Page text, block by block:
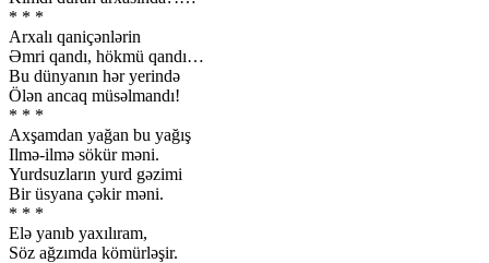
* * *
Arxalı qaniçənlərin
Əmri qandı, hökmü qandı…
Bu dünyanın hər yerində
Ölən ancaq müsəlmandı!
* * *
Axşamdan yağan bu yağış
Ilmə-ilmə sökür məni.
Yurdsuzların yurd gəzimi
Bir üsyana çəkir məni.
* * *
Elə yanıb yaxılıram,
Söz ağzımda kömürləşir.